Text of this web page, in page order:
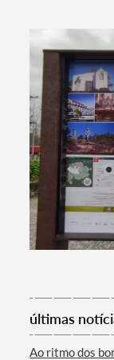
últimas
Ao ritmo dos